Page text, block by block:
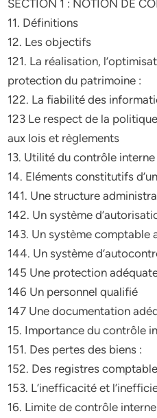
SECTION 1 : NOTION DE
11. Définitions
12. Les objectifs
121. La réalisation,
protection du patrimoine :
122. La fiabilité des
123 Le respect de la
aux lois et règlements
13. Utilité du contrôle interne
14. Eléments constitutifs
141. Une structure
142. Un système
143. Un système comptable
144. Un système
145 Une protection
146 Un personnel qualifié
147 Une documentation
15. Importance du contrôle
151. Des pertes des biens :
152. Des registres
153. L’inefficacité et
16. Limite de contrôle interne